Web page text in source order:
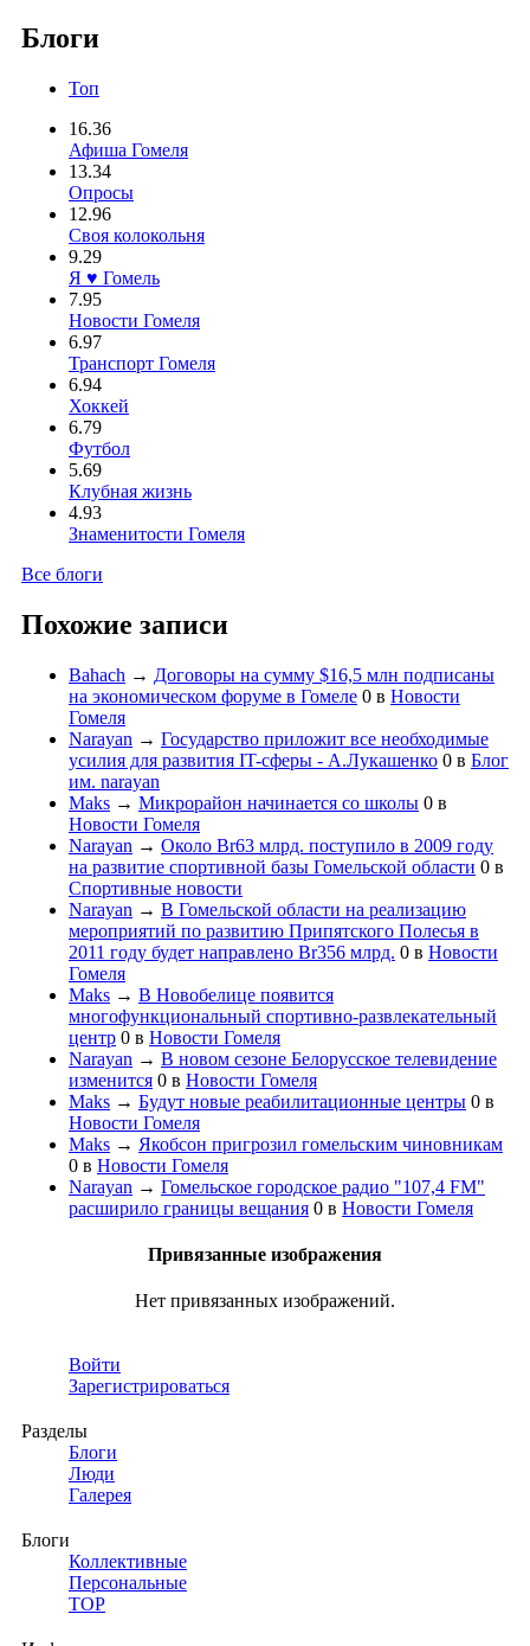
Блоги
Топ
16.36
Афиша Гомеля
13.34
Опросы
12.96
Своя колокольня
9.29
Я ♥ Гомель
7.95
Новости Гомеля
6.97
Транспорт Гомеля
6.94
Хоккей
6.79
Футбол
5.69
Клубная жизнь
4.93
Знаменитости Гомеля
Все блоги
Похожие записи
Bahach → Договоры на сумму $16,5 млн подписаны
на экономическом форуме в Гомеле 0 в Новости
Гомеля
Narayan → Государство приложит все необходимые
усилия для развития IT-сферы - А.Лукашенко 0 в Блог
им. narayan
Maks → Микрорайон начинается со школы 0 в
Новости Гомеля
Narayan → Около Br63 млрд. поступило в 2009 году
на развитие спортивной базы Гомельской области 0 в
Спортивные новости
Narayan → В Гомельской области на реализацию
мероприятий по развитию Припятского Полесья в
2011 году будет направлено Br356 млрд. 0 в Новости
Гомеля
Maks → В Новобелице появится
многофункциональный спортивно-развлекательный
центр 0 в Новости Гомеля
Narayan → В новом сезоне Белорусское телевидение
изменится 0 в Новости Гомеля
Maks → Будут новые реабилитационные центры 0 в
Новости Гомеля
Maks → Якобсон пригрозил гомельским чиновникам
0 в Новости Гомеля
Narayan → Гомельское городское радио "107,4 FM"
расширило границы вещания 0 в Новости Гомеля
Привязанные изображения
Нет привязанных изображений.
Войти
Зарегистрироваться
Разделы
Блоги
Люди
Галерея
Блоги
Коллективные
Персональные
TOP